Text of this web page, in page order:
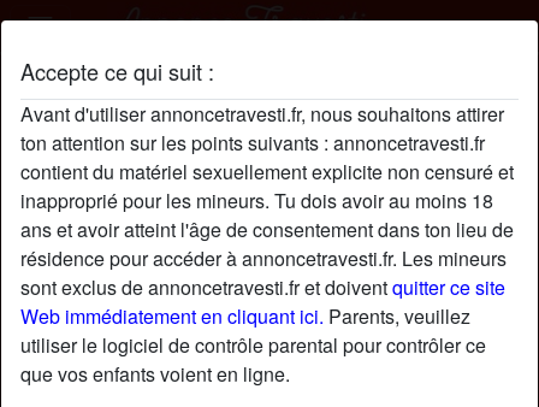
Accepte ce qui suit :
Avant d'utiliser annoncetravesti.fr, nous souhaitons attirer
ton attention sur les points suivants : annoncetravesti.fr
contient du matériel sexuellement explicite non censuré et
inapproprié pour les mineurs. Tu dois avoir au moins 18
ans et avoir atteint l'âge de consentement dans ton lieu de
résidence pour accéder à annoncetravesti.fr. Les mineurs
sont exclus de annoncetravesti.fr et doiventquitter ce site
Web immédiatement en cliquant ici. Parents, veuillez
utiliser le logiciel de contrôle parental pour contrôler ce
que vos enfants voient en ligne.
Valentinefet profil